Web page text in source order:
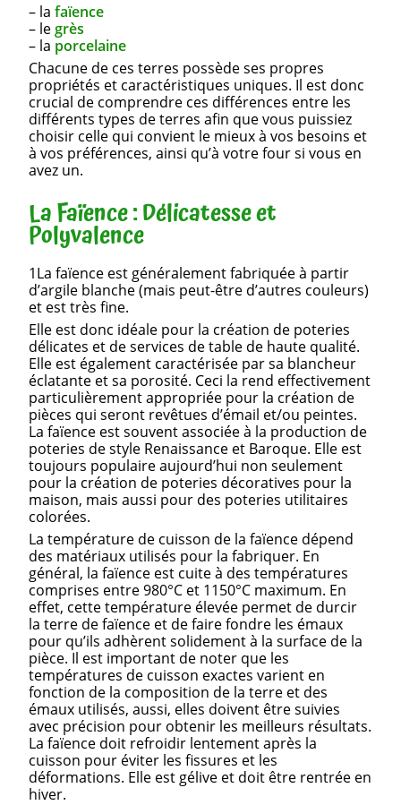
– lafaïence
– legrès
– la porcelaine
Chacune de ces terres possède ses propres
propriétés et caractéristiques uniques. Il est donc
crucial de comprendre ces différences entre les
différents types de terres afin que vous puissiez
choisir celle qui convient le mieux à vos besoins et
à vos préférences, ainsi qu’à votre four si vous en
avez un.
La Faïence : Délicatesse et
Polyvalence
1La faïence est généralement fabriquée à partir
d’argile blanche (mais peut-être d’autres couleurs)
et est très fine.
Elle est donc idéale pour la création de poteries
délicates et de services de table de haute qualité.
Elle est également caractérisée par sa blancheur
éclatante et sa porosité. Ceci la rend effectivement
particulièrement appropriée pour la création de
pièces qui seront revêtues d’émail et/ou peintes.
La faïence est souvent associée à la production de
poteries de style Renaissance et Baroque. Elle est
toujours populaire aujourd’hui non seulement
pour la création de poteries décoratives pour la
maison, mais aussi pour des poteries utilitaires
colorées.
La température de cuisson de la faïence dépend
des matériaux utilisés pour la fabriquer. En
général, la faïence est cuite à des températures
comprises entre 980°C et 1150°C maximum. En
effet, cette température élevée permet de durcir
la terre de faïence et de faire fondre les émaux
pour qu’ils adhèrent solidement à la surface de la
pièce. Il est important de noter que les
températures de cuisson exactes varient en
fonction de la composition de la terre et des
émaux utilisés, aussi, elles doivent être suivies
avec précision pour obtenir les meilleurs résultats.
La faïence doit refroidir lentement après la
cuisson pour éviter les fissures et les
déformations. Elle est gélive et doit être rentrée en
hiver.